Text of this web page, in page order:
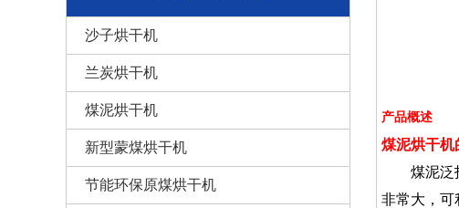
沙子烘干机
兰炭烘干机
煤泥烘干机
新型蒙煤烘干机
节能环保原煤烘干机
产品概述
煤泥烘干机
煤泥泛指
非常大，可